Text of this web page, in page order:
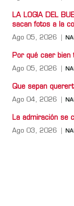
LA LOGIA DEL
sacan fotos a la
Ago 05, 2026
Por qué caer bien
Ago 05, 2026
Que sepan
Ago 04, 2026
La admiración se
Ago 03, 2026